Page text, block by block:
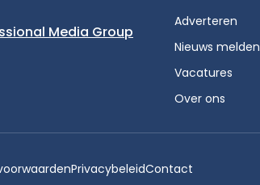
Media Group
Adverteren
Nieuws melden
Vacatures
Over ons
PrivacybeleidContact